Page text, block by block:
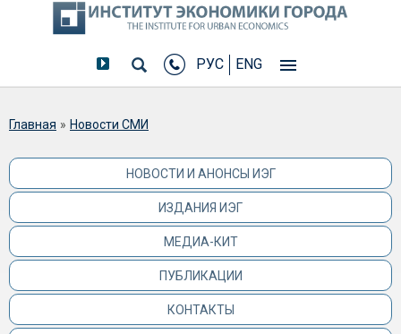
РУС ENG
Вы здесь
Главная » Новости СМИ
НОВОСТИ И АНОНСЫ ИЭГ
ИЗДАНИЯ ИЭГ
МЕДИА-КИТ
ПУБЛИКАЦИИ
КОНТАКТЫ